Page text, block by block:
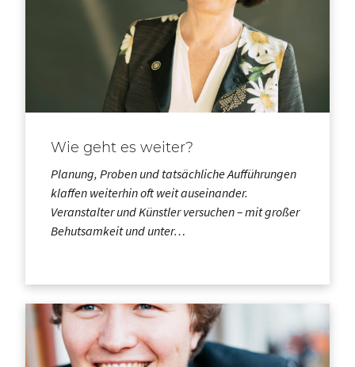
Wie geht es weiter?
Planung, Proben und tatsächliche Aufführungen
klaffen weiterhin oft weit auseinander.
Veranstalter und Künstler versuchen – mit großer
Behutsamkeit und unter…